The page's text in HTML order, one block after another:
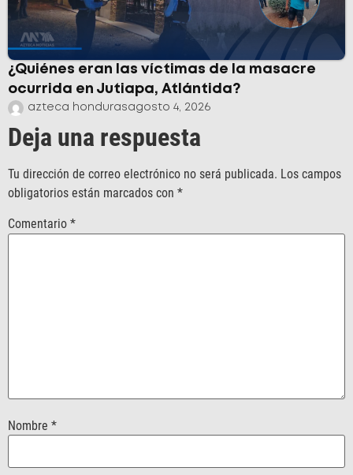
¿Quiénes eran las víctimas de la masacre
ocurrida en Jutiapa, Atlántida?
azteca hondurasagosto 4, 2026
Deja una respuesta
Tu dirección de correo electrónico no será publicada. Los campos
obligatorios están marcados con *
Comentario *
Nombre *